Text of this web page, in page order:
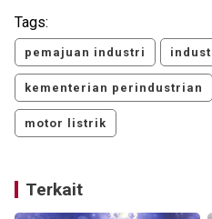
Tags:
pemajuan industri
kementerian perindustrian
motor listrik
Terkait